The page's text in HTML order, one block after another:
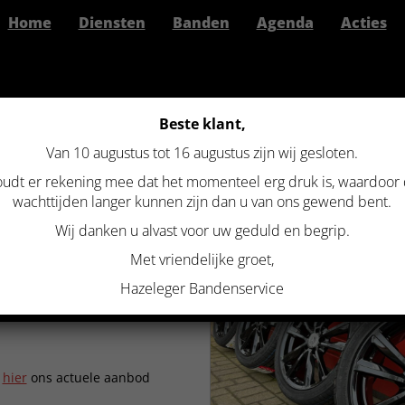
Home Diensten Banden Agenda Acties
Gebruikte set originele 18 inch Mercedes A, B, CLA velgen zwart glanzend
SET ORIGINELE 18 INCH
ZWART GLANZEND
hierons actuele aanbod
Beste klant,
Van 10 augustus tot 16 augustus zijn wij gesloten.
er rekening mee dat het momenteel erg druk is, waardoor
wachttijden langer kunnen zijn dan u van ons gewend bent.
Wij danken u alvast voor uw geduld en begrip.
Met vriendelijke groet,
Hazeleger Bandenservice